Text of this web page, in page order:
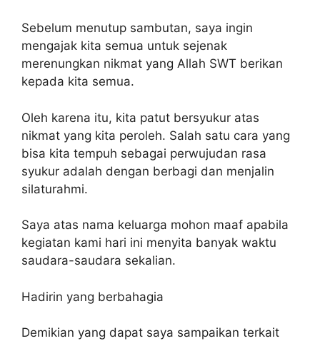
Sebelum menutup sambutan, saya ingin
mengajak kita semua untuk sejenak
merenungkan nikmat yang Allah SWT berikan
kepada kita semua.
Oleh karena itu, kita patut bersyukur atas
nikmat yang kita peroleh. Salah satu cara yang
bisa kita tempuh sebagai perwujudan rasa
syukur adalah dengan berbagi dan menjalin
silaturahmi.
Saya atas nama keluarga mohon maaf apabila
kegiatan kami hari ini menyita banyak waktu
saudara-saudara sekalian.
Hadirin yang berbahagia
Demikian yang dapat saya sampaikan terkait